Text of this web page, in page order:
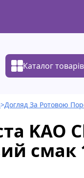
Каталог товарів
>Догляд За Ротовою
KAO
смак